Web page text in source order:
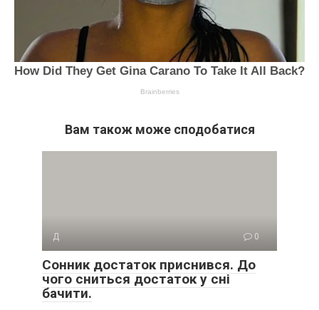
Вам також може сподобатися
Д 0
Сонник достаток приснився. До
чого сниться достаток у сні
бачити.